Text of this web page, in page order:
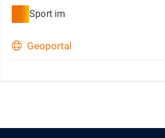
Sport im
Geoportal